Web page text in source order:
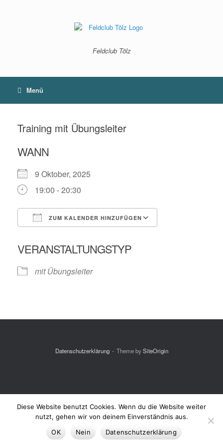
Feldclub Tölz
Menü
Training mit Übungsleiter
WANN
9 Oktober, 2025
19:00 - 20:30
ZUM KALENDER HINZUFÜGEN
VERANSTALTUNGSTYP
mit Übungsleiter
Datenschutzerklärung Theme bySiteOrigin
Diese Website benutzt Cookies. Wenn du die Website weiter
nutzt, gehen wir von deinem Einverständnis aus.
OK
Nein Datenschutzerklärung